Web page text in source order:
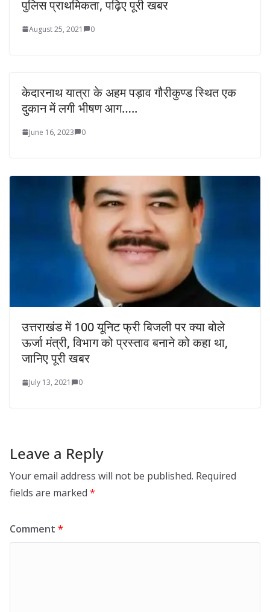
पुलिस प्राथमिकता, पढ़िए पूरी खबर
August 25, 2021 0
केदारनाथ यात्रा के अहम पड़ाव गौरीकुण्ड स्थित एक
दुकान में लगी भीषण आग…..
June 16, 2023 0
उत्तराखंड में 100 यूनिट फ्री बिजली पर क्या बोले
ऊर्जा मंत्री, विभाग को प्रस्ताव बनाने को कहा था,
जानिए पूरी खबर
July 13, 2021 0
Leave a Reply
Your email address will not be published. Required
fields are marked *
Comment *